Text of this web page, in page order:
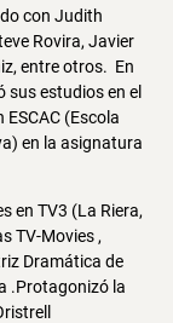
con Judith
Rovira, Javier
entre otros. En
estudios en el
(Escola
en la asignatura
en TV3 (La Riera,
TV-Movies ,
Dramática de
.Protagonizó la